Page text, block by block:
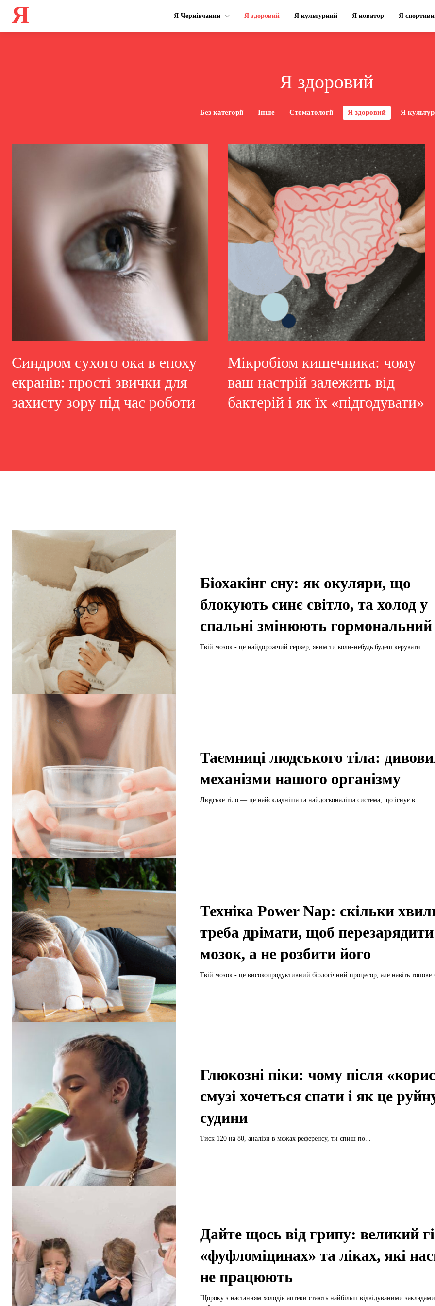
Я Я Чернівчанин Я здоровий Я культурний Я новатор Я
Я здоровий
Без категорії Інше Стоматології Я здоровий Я
Синдром сухого ока в епоху
екранів: прості звички для
захисту зору під час роботи
Мікробіом кишечника: чому
ваш настрій залежить від
бактерій і як їх «підгодувати»
Біохакінг сну: як окуляри, що
блокують синє світло, та холод у
спальні змінюють
Твій мозок - це найдорожчий сервер, яким ти коли-небудь будеш керувати....
Таємниці людського тіла:
механізми нашого організму
Людське тіло — це найскладніша та найдосконаліша система, що існує в...
Техніка Power Nap: скільки
треба дрімати, щоб перезарядити
мозок, а не розбити його
Твій мозок - це високопродуктивний біологічний процесор, але навіть топове
Глюкозні піки: чому після
смузі хочеться спати і як це
судини
Тиск 120 на 80, аналізи в межах референсу, ти спиш по...
Дайте щось від грипу: великий
«фуфломіцинах» та ліках, які
не працюють
Щороку з настанням холодів аптеки стають найбільш відвідуваними